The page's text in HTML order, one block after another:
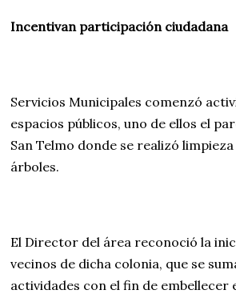
Incentivan participación ciudadana
Servicios Municipales comenzó
espacios públicos, uno de ellos el
San Telmo donde se realizó
árboles.
El Director del área reconoció la
vecinos de dicha colonia, que se
actividades con el fin de embellecer